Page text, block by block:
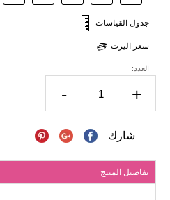
جدول القياسات
سعر اليرت
العدد:
- +
شارك
تفاصيل المنتج